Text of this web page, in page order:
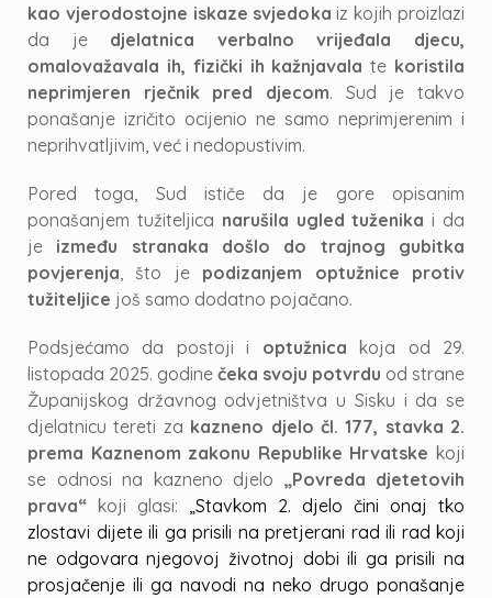
kao vjerodostojne iskaze svjedoka iz kojih proizlazi
da je djelatnica verbalno vrijeđala djecu,
omalovažavala ih, fizički ih kažnjavalate koristila
neprimjeren rječnik pred djecom. Sud je takvo
ponašanje izričito ocijenio ne samo neprimjerenim i
neprihvatljivim, već i nedopustivim.
Pored toga, Sud ističe da je gore opisanim
ponašanjem tužiteljica narušila ugled tuženika i da
je između stranaka došlo do trajnog gubitka
povjerenja, što je podizanjem optužnice protiv
tužiteljice još samo dodatno pojačano.
Podsjećamo da postoji i optužnica koja od 29.
listopada 2025. godine čeka svoju potvrdu od strane
Županijskog državnog odvjetništva u Sisku i da se
djelatnicu tereti za kazneno djelo čl. 177, stavka 2.
prema Kaznenom zakonu Republike Hrvatske koji
se odnosi na kazneno djelo „Povreda djetetovih
prava“ koji glasi: „Stavkom 2. djelo čini onaj tko
zlostavi dijete ili ga prisili na pretjerani rad ili rad koji
ne odgovara njegovoj životnoj dobi ili ga prisili na
prosjačenje ili ga navodi na neko drugo ponašanje